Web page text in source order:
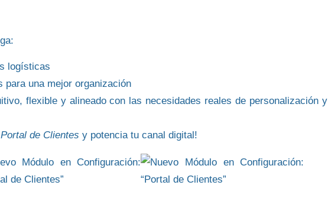
logísticas
para una mejor organización
flexible y alineado con las necesidades reales de personalización y
Portal de Clientes y potencia tu canal digital!